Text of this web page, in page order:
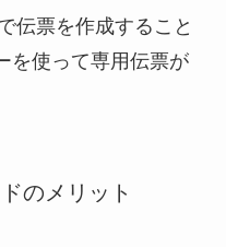
伝票を作成すること
を使って専用伝票が
のメリット